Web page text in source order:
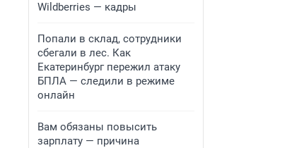
Wildberries — кадры
Попали в склад, сотрудники
сбегали в лес. Как
Екатеринбург пережил атаку
БПЛА — следили в режиме
онлайн
Вам обязаны повысить
зарплату — причина